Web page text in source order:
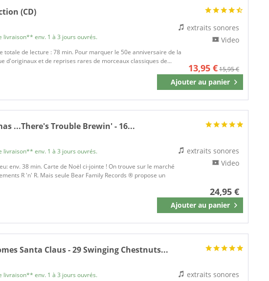
(CD)
livraison** env. 1 à 3 jours ouvrés.
totale de lecture : 78 min. Pour marquer le 50e anniversaire de la
d'originaux et de reprises rares de morceaux classiques de...
13,95 €15,95 €
Ajouter au panier
Mémoriser
extraits sonores
Video
...There's Trouble Brewin' - 16...
livraison** env. 1 à 3 jours ouvrés.
env. 38 min. Carte de Noël ci-jointe ! On trouve sur le marché
R 'n' R. Mais seule Bear Family Records ® propose un
24,95 €
Ajouter au panier
Mémoriser
extraits sonores
Video
Santa Claus - 29 Swinging Chestnuts...
livraison** env. 1 à 3 jours ouvrés.
extraits sonores